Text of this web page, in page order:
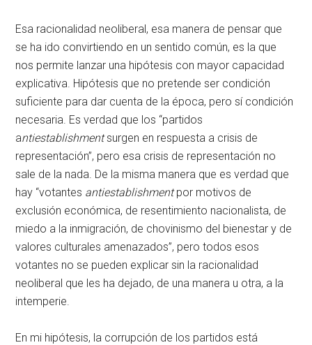
Esa racionalidad neoliberal, esa manera de pensar que
se ha ido convirtiendo en un sentido común, es la que
nos permite lanzar una hipótesis con mayor capacidad
explicativa. Hipótesis que no pretende ser condición
suficiente para dar cuenta de la época, pero sí condición
necesaria. Es verdad que los “partidos
antiestablishmentsurgen en respuesta a crisis de
representación”, pero esa crisis de representación no
sale de la nada. De la misma manera que es verdad que
hay “votantes antiestablishmentpor motivos de
exclusión económica, de resentimiento nacionalista, de
miedo a la inmigración, de chovinismo del bienestar y de
valores culturales amenazados”, pero todos esos
votantes no se pueden explicar sin la racionalidad
neoliberal que les ha dejado, de una manera u otra, a la
intemperie.
En mi hipótesis, la corrupción de los partidos está